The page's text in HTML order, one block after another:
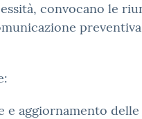
convocano le
e aggiornamento